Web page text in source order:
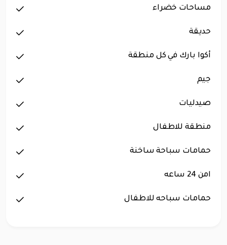
مساحات خضراء
حديقة
أكوا بارك في كل منطقة
جيم
صيدليات
منطقة للاطفال
حمامات سباحة ساخنة
امن 24 ساعه
حمامات سباحه للاطفال